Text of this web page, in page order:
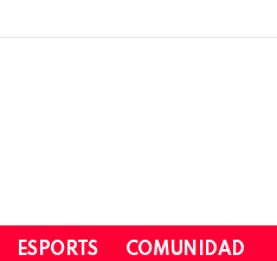
ESPORTS COMUNIDAD